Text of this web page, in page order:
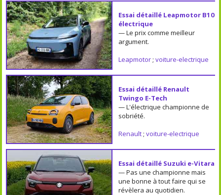
Essai détaillé Leapmotor B10
électrique
— Le prix comme meilleur
argument.
Leapmotor; voiture-electrique
Essai détaillé Renault
Twingo E-Tech
— L'électrique championne de
sobriété.
Renault; voiture-electrique
Essai détaillé Suzuki e-Vitara
— Pas une championne mais
une bonne à tout faire qui se
révèlera au quotidien.